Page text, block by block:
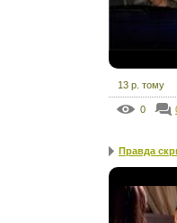
13 р. тому
0
Правда